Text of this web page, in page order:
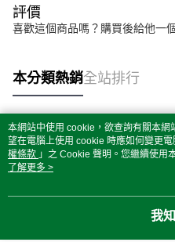
評價
喜歡這個商品嗎？購買後給他一
本分類熱銷全站排行
熱門標籤
本網站中使用 cookie，欲查詢有關本
望在電腦上使用 cookie 時應如何變更
權條款 」之 Cookie 聲明。您繼續使用
用條款之 Cookie 聲明使用 cookie。
了解更多 >
我